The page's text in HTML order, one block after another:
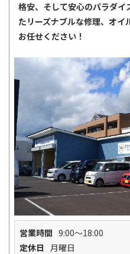
格安、そして安心のパラダイ
たリーズナブルな修理、オイ
お任せください！
営業時間 9:00～18:00
定休日
月曜日